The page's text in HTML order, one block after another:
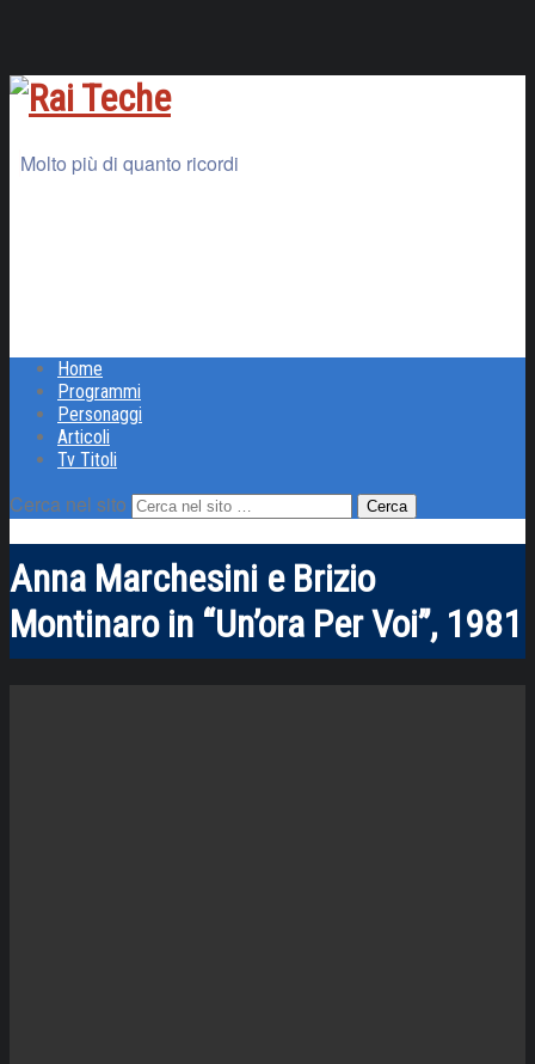
Molto più di quanto ricordi
Home
Programmi
Personaggi
Articoli
Tv Titoli
Cerca nel sito
Anna Marchesini e Brizio
Montinaro in “Un’ora Per Voi”, 1981